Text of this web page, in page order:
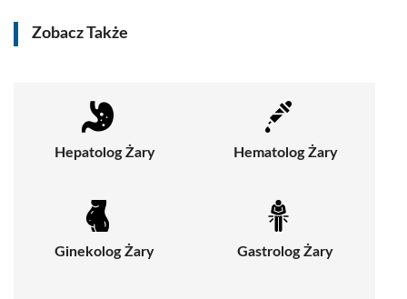
Zobacz Także
Hepatolog Żary Hematolog Żary
Ginekolog Żary Gastrolog Żary